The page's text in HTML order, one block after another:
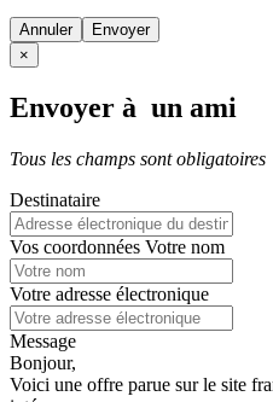
Annuler
×
Envoyer à un ami
Tous les champs sont obligatoires
Destinataire
Vos coordonnées Votre nom
Votre adresse électronique
Message
Bonjour,
Voici une offre parue sur le site